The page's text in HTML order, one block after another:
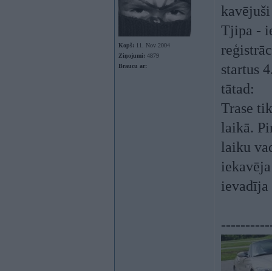
Kopš: 11. Nov 2004
Ziņojumi: 4879
Braucu ar:
Tjipa -
startus
tātad:
Trase
laikā.
laiku
ievadīja